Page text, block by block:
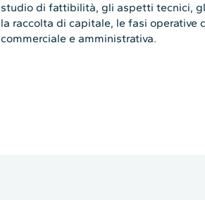
studio di fattibilità, gli aspetti tecnici,
la raccolta di capitale, le fasi operative
commerciale e amministrativa.